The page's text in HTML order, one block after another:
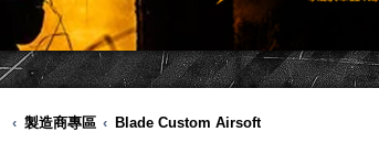
製造商專區 Blade Custom Airsoft